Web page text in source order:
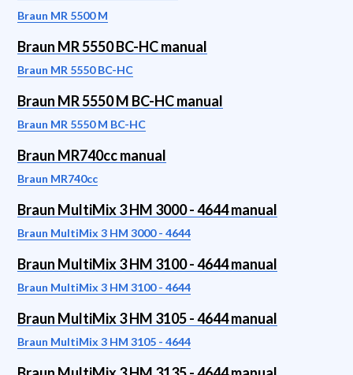
Braun MR 5500 M
Braun MR 5550 BC-HC manual
Braun MR 5550 BC-HC
Braun MR 5550 M BC-HC manual
Braun MR 5550 M BC-HC
Braun MR740cc manual
Braun MR740cc
Braun MultiMix 3 HM 3000 - 4644 manual
Braun MultiMix 3 HM 3000 - 4644
Braun MultiMix 3 HM 3100 - 4644 manual
Braun MultiMix 3 HM 3100 - 4644
Braun MultiMix 3 HM 3105 - 4644 manual
Braun MultiMix 3 HM 3105 - 4644